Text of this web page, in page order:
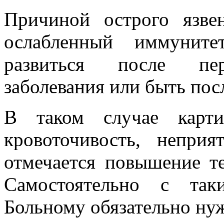
Причиной острого
ослабленный
развиться после
заболевания или быть
В таком случае
кровоточивость,
отмечается повышение
Самостоятельно с
Больному обязательно